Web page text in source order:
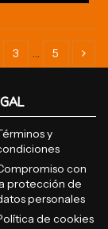
3 … 5
y
con
protección de
personales
de cookies